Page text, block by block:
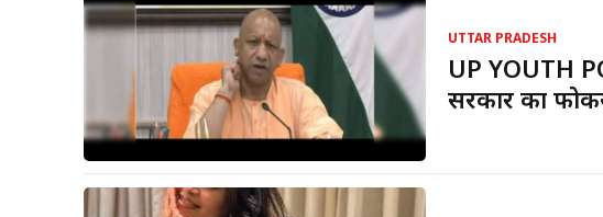
UTTAR PRADESH
UP YOUTH
सरकार का